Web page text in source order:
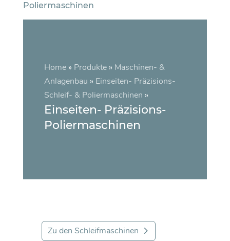
Poliermaschinen
Home » Produkte » Maschinen- &
Anlagenbau » Einseiten- Präzisions-
Schleif- & Poliermaschinen »
Einseiten- Präzisions-
Poliermaschinen
Zu den Schleifmaschinen